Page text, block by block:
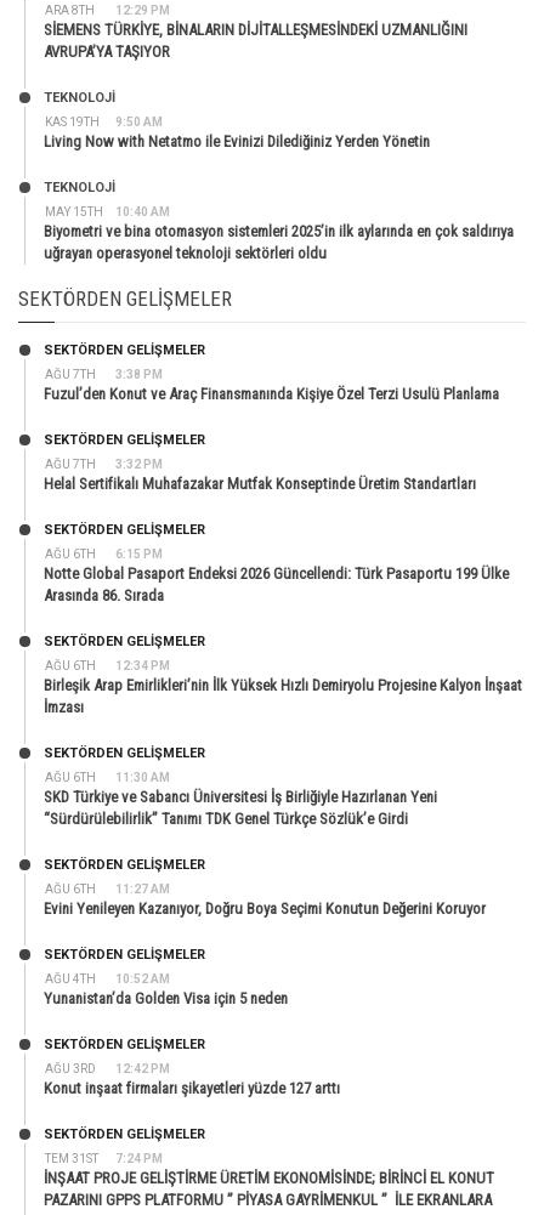
ARA 8TH 12:29 PM
SİEMENS TÜRKİYE, BİNALARIN DİJİTALLEŞMESİNDEKİ UZMANLIĞINI
AVRUPA’YA TAŞIYOR
KAS 19TH 9:50 AM
TEKNOLOJİ
Living Now with Netatmo ile Evinizi Dilediğiniz Yerden Yönetin
MAY 15TH 10:40 AM
TEKNOLOJİ
Biyometri ve bina otomasyon sistemleri 2025’in ilk aylarında en çok saldırıya
uğrayan operasyonel teknoloji sektörleri oldu
SEKTÖRDEN GELIŞMELER
AĞU 7TH 3:38 PM
SEKTÖRDEN GELIŞMELER
Fuzul’den Konut ve Araç Finansmanında Kişiye Özel Terzi Usulü Planlama
AĞU 7TH 3:32 PM
SEKTÖRDEN GELIŞMELER
Helal Sertifikalı Muhafazakar Mutfak Konseptinde Üretim Standartları
AĞU 6TH 6:15 PM
SEKTÖRDEN GELIŞMELER
Notte Global Pasaport Endeksi 2026 Güncellendi: Türk Pasaportu 199 Ülke
Arasında 86. Sırada
AĞU 6TH 12:34 PM
SEKTÖRDEN GELIŞMELER
Birleşik Arap Emirlikleri’nin İlk Yüksek Hızlı Demiryolu Projesine Kalyon İnşaat
İmzası
AĞU 6TH 11:30 AM
SEKTÖRDEN GELIŞMELER
SKD Türkiye ve Sabancı Üniversitesi İş Birliğiyle Hazırlanan Yeni
“Sürdürülebilirlik” Tanımı TDK Genel Türkçe Sözlük’e Girdi
AĞU 6TH 11:27 AM
SEKTÖRDEN GELIŞMELER
Evini Yenileyen Kazanıyor, Doğru Boya Seçimi Konutun Değerini Koruyor
AĞU 4TH 10:52 AM
SEKTÖRDEN GELIŞMELER
Yunanistan’da Golden Visa için 5 neden
AĞU 3RD 12:42 PM
SEKTÖRDEN GELIŞMELER
Konut inşaat firmaları şikayetleri yüzde 127 arttı
TEM 31ST 7:24 PM
SEKTÖRDEN GELIŞMELER
İNŞAAT PROJE GELİŞTİRME ÜRETİM EKONOMİSİNDE; BİRİNCİ EL KONUT
PAZARINI GPPS PLATFORMU ” PİYASA GAYRİMENKUL ” İLE EKRANLARA